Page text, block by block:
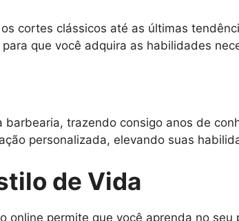
cortes clássicos até as últimas
que você adquira as habilidades
trazendo consigo anos de
personalizada, elevando suas
de Vida
online permite que você aprenda no